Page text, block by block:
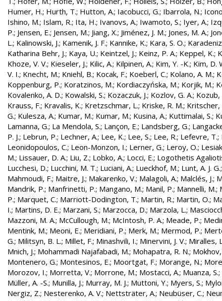
Humer, H.; Hurth, T.; Hutton, A.; Iacobucci, G.; Ibarrola, N.;
Ishino, M.; Islam, R.; Ita, H.; Ivanovs, A.; Iwamoto, S.; Iyer, A.;
P.; Jensen, E.; Jensen, M.; Jiang, X.; Jiménez, J. M.; Jones, M. A.;
L.; Kalinowski, J.; Kamenik, J. F.; Kannike, K.; Kara, S. O.;
Katharina Behr, J.; Kaya, U.; Keintzel, J.; Keinz, P. A.; Keppel, K.;
Khoze, V. V.; Kieseler, J.; Kilic, A.; Kilpinen, A.; Kim, Y. -K.; Kim, D.
V. I.; Knecht, M.; Kniehl, B.; Kocak, F.; Koeberl, C.; Kolano, A. M.;
Koppenburg, P.; Koratzinos, M.; Kordiaczyńska, M.; Korjik, M.;
Kovalenko, A. D.; Kowalski, S.; Kozaczuk, J.; Kozlov, G. A.; Kozub,
Krauss, F.; Kravalis, K.; Kretzschmar, L.; Kriske, R. M.; Kritscher,
G.; Kulesza, A.; Kumar, M.; Kumar, M.; Kusina, A.; Kuttimalai, S.;
Lamanna, G.; La Mendola, S.; Lançon, E.; Landsberg, G.;
P. J.; Lebrun, P.; Lechner, A.; Lee, K.; Lee, S.; Lee, R.; Lefevre, T.;
Leonidopoulos, C.; Leon-Monzon, I.; Lerner, G.; Leroy, O.;
M.; Lissauer, D. A.; Liu, Z.; Lobko, A.; Locci, E.; Logothetis
Lucchesi, D.; Lucchini, M. T.; Luciani, A.; Lueckhof, M.; Lunt, A. J. G.
Mahmoudi, F.; Maitre, J.; Makarenko, V.; Malagoli, A.; Malclés, J.;
Mandrik, P.; Manfrinetti, P.; Mangano, M.; Manil, P.; Mannelli, M.;
P.; Marquet, C.; Marriott-Dodington, T.; Martin, R.; Martin, O.;
I.; Martins, D. E.; Marzani, S.; Marzocca, D.; Marzola, L.;
Mazzoni, M. A.; McCullough, M.; McIntosh, P. A.; Meade, P.;
Mentink, M.; Meoni, E.; Meridiani, P.; Merk, M.; Mermod, P.;
G.; Militsyn, B. L.; Millet, F.; Minashvili, I.; Minervini, J. V.; Miralles,
Mnich, J.; Mohammadi Najafabadi, M.; Mohapatra, R. N.;
Montenero, G.; Montesinos, E.; Moortgat, F.; Morange, N.;
Morozov, I.; Morretta, V.; Morrone, M.; Mostacci, A.; Muanza, S.;
Müller, A. -S.; Munilla, J.; Murray, M. J.; Muttoni, Y.; Myers, S.;
Nergiz, Z.; Nesterenko, A. V.; Nettsträter, A.; Neubüser, C.;